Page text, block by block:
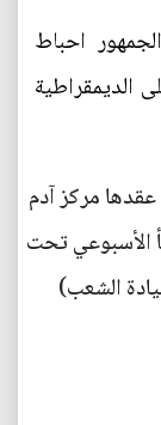
احباط
الديمقراطية
مركز آدم
الأسبوعي تحت
الشعب)